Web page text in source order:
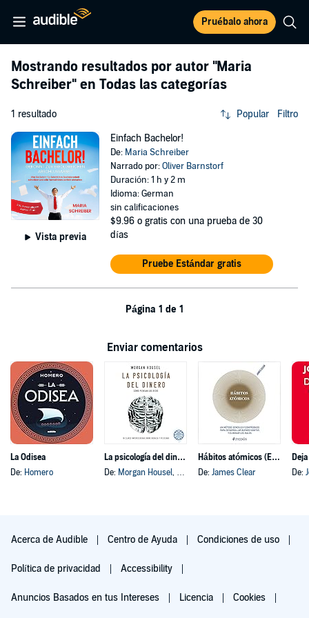
Pruébalo ahora
Mostrando resultados por autor "Maria
Schreiber" en Todas las categorías
1 resultado Popular Filtro
Vista previa
Einfach Bachelor!
De: Maria Schreiber
Narrado por:Oliver Barnstorf
Duración: 1 h y 2 m
Idioma: German
sin calificaciones
$9.96 o gratis con una prueba de 30
días
Pruebe Estándar gratis
Página 1 de 1
Enviar comentarios
La Odisea
De: Homero
La psicología del dinero
De: Morgan Housel, y otros
Hábitos atómicos (Español neutro)
De: James Clear
De:
Acerca de Audible Centro de Ayuda Condiciones de uso
Política de privacidad Accessibility
Anuncios Basados en tus Intereses Licencia Cookies